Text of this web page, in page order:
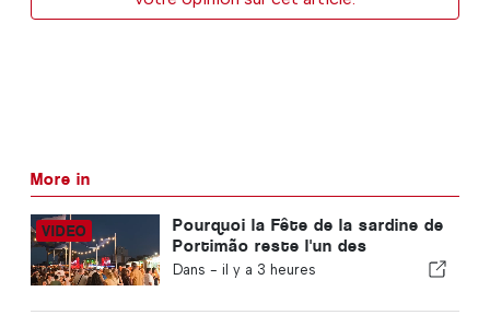
More in
Pourquoi la Fête de la sardine de
Portimão reste l'un des
événements préférés de l'Algarve
Dans - il y a 3 heures